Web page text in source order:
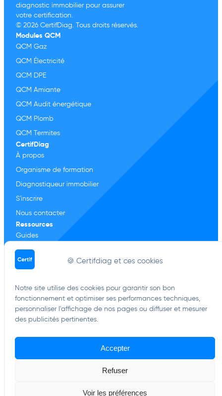
🍪 Certifdiag et ces cookies
Notre site utilise des cookies pour garantir son bon
fonctionnement et optimiser ses performances techniques,
personnaliser l'affichage de nos pages ou diffuser et mesurer
des publicités pertinentes.
Accepter
Refuser
Voir les préférences
diagnostic immobilier pour assurer
votre certification.
© 2026 CertifDiag. Tous droits réservés.
Modules QCM
QCM Gaz
QCM Électricité
QCM DPE
QCM Amiante
QCM Audit énergétique
QCM Plomb
QCM Termites
CertifDiag
À propos
Organisme de formation
Diagnostiqueur immobilier
S'inscrire
Nous contacter
Ressources
Guides
Lexiques
Simulateurs
Plan du site
Politiques
Confidentialité
Remboursement